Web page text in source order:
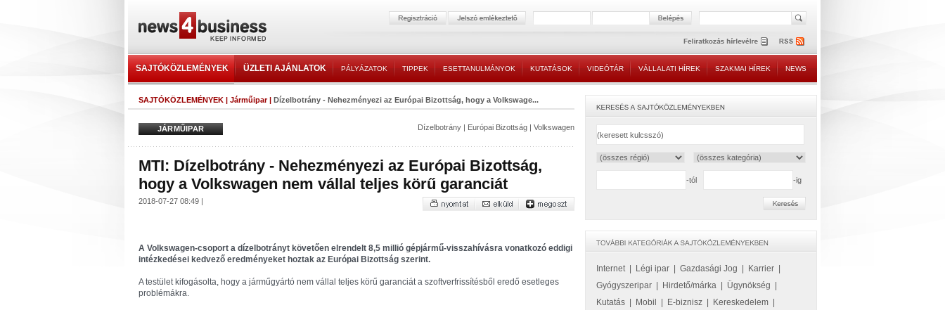
SAJTÓKÖZLEMÉNYEK ÜZLETI AJÁNLATOK PÁLYÁZATOK TIPPEK ESETTANULMÁNYOK KUTATÁSOK VIDEÓTÁR VÁLLALATI HÍREK SZAKMAI HÍREK NEWS
SAJTÓKÖZLEMÉNYEK | Járműipar| Dízelbotrány - Nehezményezi az Európai Bizottság, hogy a Volkswage...
JÁRMŰIPAR Dízelbotrány | Európai Bizottság | Volkswagen
MTI: Dízelbotrány - Nehezményezi az Európai Bizottság,
hogy a Volkswagen nem vállal teljes körű garanciát
2018-07-27 08:49 |
A Volkswagen-csoport a dízelbotrányt követően elrendelt 8,5 millió gépjármű-visszahívásra vonatkozó eddigi
intézkedései kedvező eredményeket hoztak az Európai Bizottság szerint.
A testület kifogásolta, hogy a járműgyártó nem vállal teljes körű garanciát a szoftverfrissítésből eredő esetleges
problémákra.
-tól -ig
Internet| Légi ipar Gazdasági Jog Karrier
Gyógyszeripar
Hirdető/márka Ügynökség
Kutatás
Mobil E-biznisz Kereskedelem